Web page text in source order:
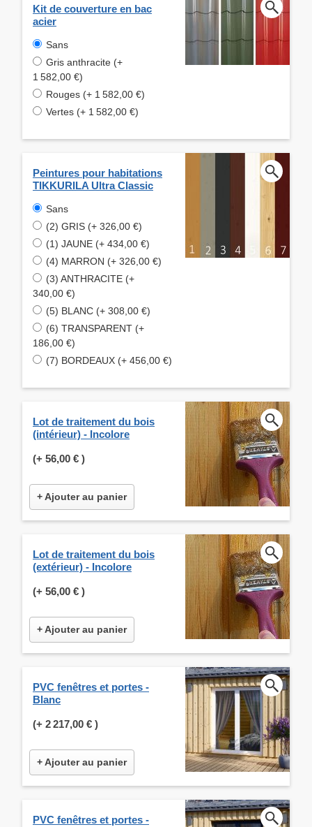
Kit de couverture en bac
acier
Sans
Gris anthracite (+
1 582,00 €)
Rouges (+ 1 582,00 €)
Vertes (+ 1 582,00 €)
Peintures pour habitations
TIKKURILA Ultra Classic
Sans
(2) GRIS (+ 326,00 €)
(1) JAUNE (+ 434,00 €)
(4) MARRON (+ 326,00 €)
(3) ANTHRACITE (+
340,00 €)
(5) BLANC (+ 308,00 €)
(6) TRANSPARENT (+
186,00 €)
(7) BORDEAUX (+ 456,00 €)
Lot de traitement du bois
(intérieur) - Incolore
(+ 56,00 € )
+ Ajouter au panier
Lot de traitement du bois
(extérieur) - Incolore
(+ 56,00 € )
+ Ajouter au panier
PVC fenêtres et portes -
Blanc
(+ 2 217,00 € )
+ Ajouter au panier
PVC fenêtres et portes -